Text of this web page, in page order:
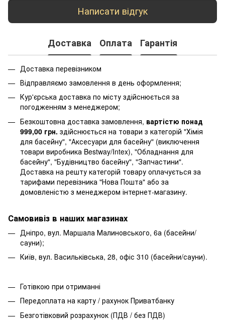
Написати відгук
Доставка Оплата Гарантія
Доставка перевізником
Відправляємо замовлення в день оформлення;
Кур'єрська доставка по місту здійснюється за
погодженням з менеджером;
Безкоштовна доставка замовлення, вартістю понад
999,00 грн. здійснюється на товари з категорій "Хімія
для басейну", "Аксесуари для басейну" (виключення
товари виробника Bestway/Intex), "Обладнання для
басейну", "Будівництво басейну", "Запчастини".
Доставка на решту категорій товару оплачується за
тарифами перевізника "Нова Пошта" або за
домовленістю з менеджером інтернет-магазину.
Самовивіз в наших магазинах
Дніпро, вул. Маршала Малиновського, 6а (басейни/
сауни);
Київ, вул. Васильківська, 28, офіс 310 (басейни/сауни).
Готівкою при отриманні
Передоплата на карту / рахунок Приватбанку
Безготівковий розрахунок (ПДВ / без ПДВ)